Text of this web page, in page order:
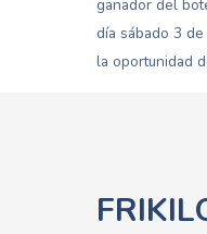
ganador del
día sábado 3
la oportunidad